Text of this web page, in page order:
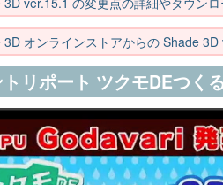
オンラインストアからの Shade
リポート ツクモDEつく